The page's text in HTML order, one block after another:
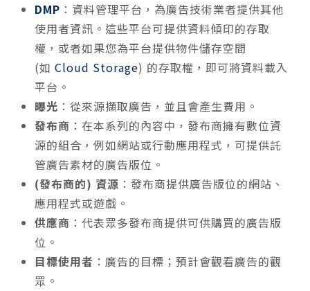
DMP ：資料管理平台，為廣告技術業者提供其他
使用者資訊。這些平台可提供資料傾印的存取
權，或者如果您為平台提供物件儲存空間
(如 Cloud Storage) 的存取權，即可將資料載入
平台。
曝光 ：從來源擷取廣告，並且會產生費用。
發布商 ：在本系列的內容中，發布商擁有數位資
源的組合，例如網站或行動應用程式，可提供託
管廣告素材的廣告版位。
(發布商的) 資源 ：發布商提供廣告版位的網站、
應用程式或遊戲。
供應商 ：代表眾多發布商提供可供購買的廣告版
位。
目標使用者 ：廣告的目標；預計會觀看廣告的觀
眾。